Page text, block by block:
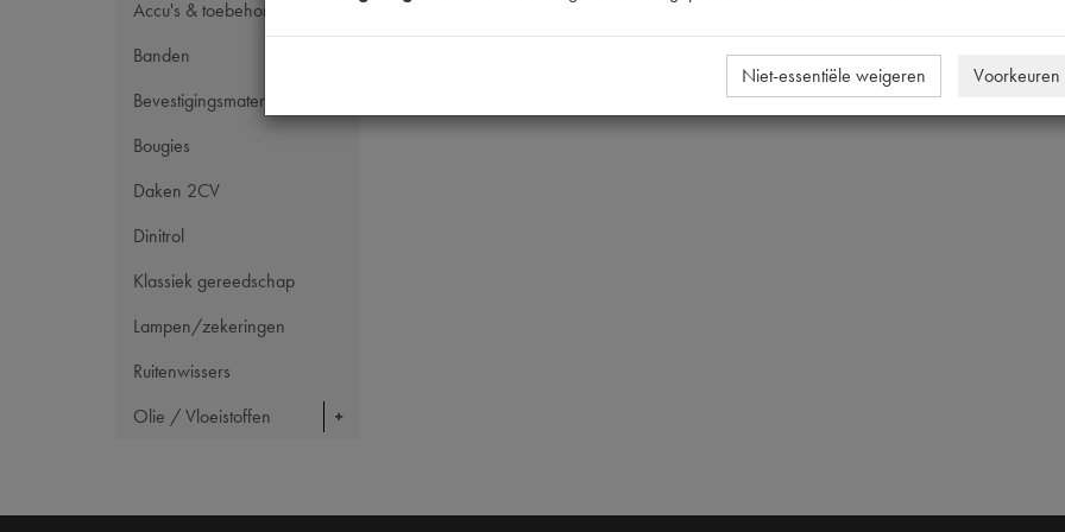
Accu's & toebehoren
Banden
Bevestigingsmateriaal
Bougies
Daken 2CV
Dinitrol
Klassiek gereedschap
Lampen/zekeringen
Ruitenwissers
Olie / Vloeistoffen
Niet-essentiële weigeren